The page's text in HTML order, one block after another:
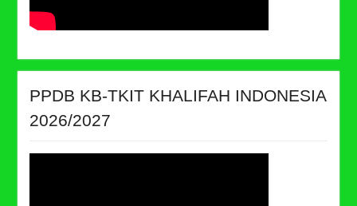
PPDB KB-TKIT KHALIFAH INDONESIA
2026/2027